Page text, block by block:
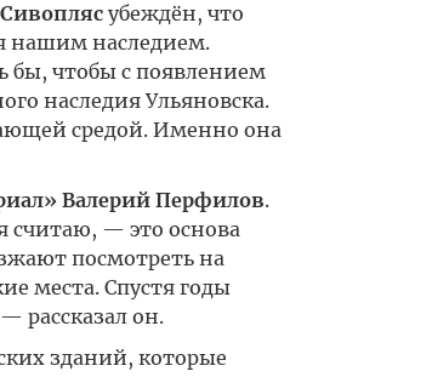
убеждён, что
нашим наследием.
бы, чтобы с появлением
наследия Ульяновска.
средой. Именно она
Валерий Перфилов.
считаю, — это основа
посмотреть на
места. Спустя годы
рассказал он.
зданий, которые